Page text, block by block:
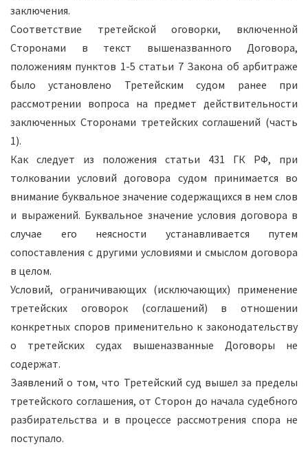
заключения.
Соответствие третейской оговорки, включенной
Сторонами в текст вышеназванного Договора,
положениям пунктов 1-5 статьи 7 Закона об арбитраже
было установлено Третейским судом ранее при
рассмотрении вопроса на предмет действительности
заключенных Сторонами третейских соглашений (часть
1).
Как следует из положения статьи 431 ГК РФ, при
толковании условий договора судом принимается во
внимание буквальное значение содержащихся в нем слов
и выражений. Буквальное значение условия договора в
случае его неясности устанавливается путем
сопоставления с другими условиями и смыслом договора
в целом.
Условий, ограничивающих (исключающих) применение
третейских оговорок (соглашений) в отношении
конкретных споров применительно к законодательству
о третейских судах вышеназванные Договоры не
содержат.
Заявлений о том, что Третейский суд вышел за пределы
третейского соглашения, от Сторон до начала судебного
разбирательства и в процессе рассмотрения спора не
поступало.